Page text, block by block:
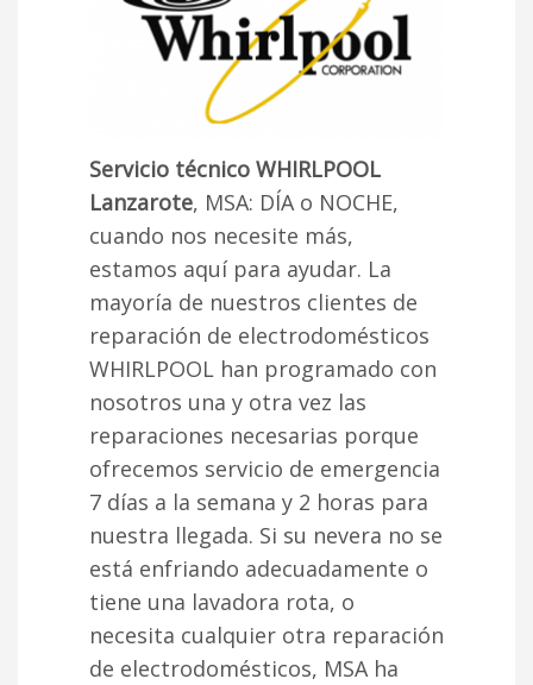
Servicio técnico WHIRLPOOL
Lanzarote, MSA: DÍA o NOCHE,
cuando nos necesite más,
estamos aquí para ayudar. La
mayoría de nuestros clientes de
reparación de electrodomésticos
WHIRLPOOL han programado con
nosotros una y otra vez las
reparaciones necesarias porque
ofrecemos servicio de emergencia
7 días a la semana y 2 horas para
nuestra llegada. Si su nevera no se
está enfriando adecuadamente o
tiene una lavadora rota, o
necesita cualquier otra reparación
de electrodomésticos, MSA ha